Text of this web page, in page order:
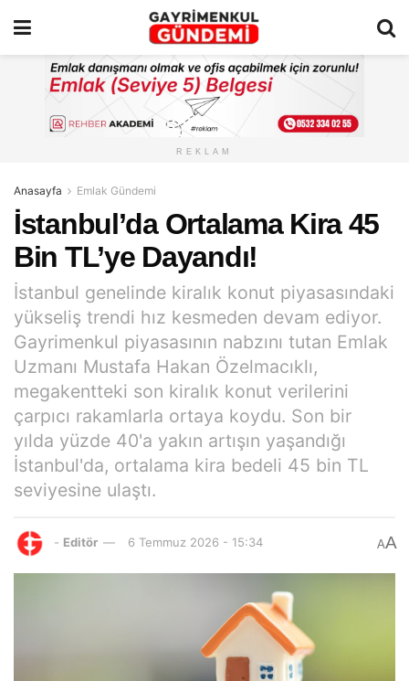
REKLAM
Anasayfa Emlak Gündemi
İstanbul’da Ortalama Kira 45
Bin TL’ye Dayandı!
İstanbul genelinde kiralık konut piyasasındaki
yükseliş trendi hız kesmeden devam ediyor.
Gayrimenkul piyasasının nabzını tutan Emlak
Uzmanı Mustafa Hakan Özelmacıklı,
megakentteki son kiralık konut verilerini
çarpıcı rakamlarla ortaya koydu. Son bir
yılda yüzde 40'a yakın artışın yaşandığı
İstanbul'da, ortalama kira bedeli 45 bin TL
seviyesine ulaştı.
- Editör 6 Temmuz 2026 - 15:34 AA